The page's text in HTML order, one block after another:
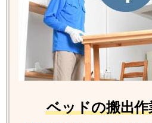
ベッドの搬出